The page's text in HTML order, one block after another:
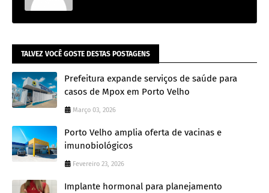
TALVEZ VOCÊ GOSTE DESTAS POSTAGENS
Prefeitura expande serviços de saúde para
casos de Mpox em Porto Velho
Março 03, 2026
Porto Velho amplia oferta de vacinas e
imunobiológicos
Fevereiro 23, 2026
Implante hormonal para planejamento